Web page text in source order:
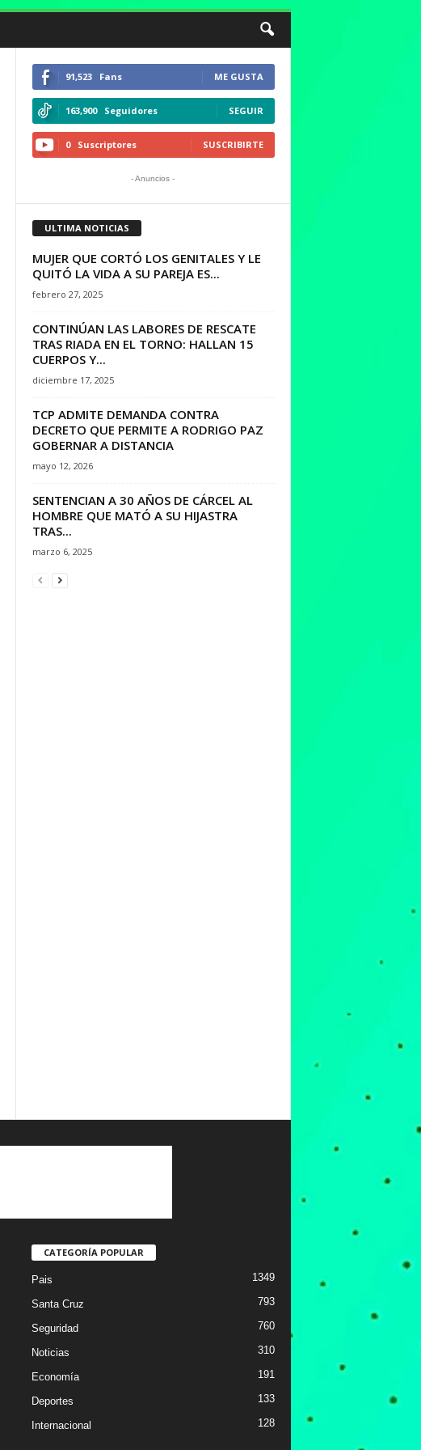
91,523 Fans ME GUSTA
163,900 Seguidores SEGUIR
0 Suscriptores SUSCRIBIRTE
- Anuncios -
ULTIMA NOTICIAS
MUJER QUE CORTÓ LOS GENITALES Y LE
QUITÓ LA VIDA A SU PAREJA ES...
febrero 27, 2025
CONTINÚAN LAS LABORES DE RESCATE
TRAS RIADA EN EL TORNO: HALLAN 15
CUERPOS Y...
diciembre 17, 2025
TCP ADMITE DEMANDA CONTRA
DECRETO QUE PERMITE A RODRIGO PAZ
GOBERNAR A DISTANCIA
mayo 12, 2026
SENTENCIAN A 30 AÑOS DE CÁRCEL AL
HOMBRE QUE MATÓ A SU HIJASTRA
TRAS...
marzo 6, 2025
CATEGORÍA POPULAR
Pais 1349
Santa Cruz 793
Seguridad 760
Noticias 310
Economía 191
Deportes 133
Internacional 128